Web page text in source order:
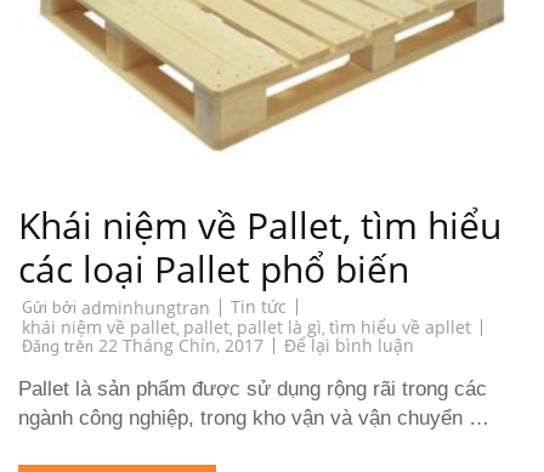
Khái niệm về Pallet, tìm hiểu
các loại Pallet phổ biến
Gửi bởi adminhungtran
Tin tức
khái niệm về pallet pallet pallet là gì tìm hiểu về apllet
Đăng trên 22 Tháng Chín, 2017 Để lại bình luận
về
Pallet,
tìm
Pallet là sản phẩm được sử dụng rộng rãi trong các
ngành công nghiệp, trong kho vận và vận chuyển …